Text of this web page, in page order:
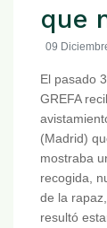
que
09
El pasado
GREFA
(Madrid)
mostraba
recogida,
de la
resultó